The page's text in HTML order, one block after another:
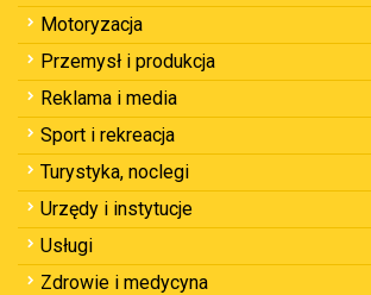
Motoryzacja
Przemysł i produkcja
Reklama i media
Sport i rekreacja
Turystyka, noclegi
Urzędy i instytucje
Usługi
Zdrowie i medycyna